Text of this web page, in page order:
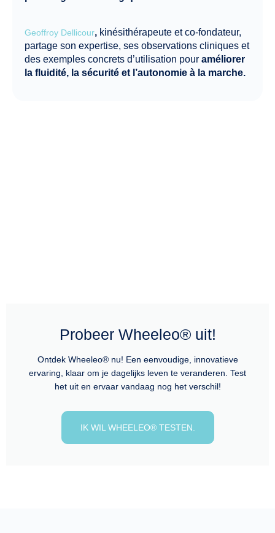
Geoffroy Dellicour, kinésithérapeute et co-fondateur,
partage son expertise, ses observations cliniques et
des exemples concrets d’utilisation pour améliorer
la fluidité, la sécurité et l’autonomie à la marche.
Probeer Wheeleo® uit!
Ontdek Wheeleo® nu! Een eenvoudige, innovatieve
ervaring, klaar om je dagelijks leven te veranderen. Test
het uit en ervaar vandaag nog het verschil!
IK WIL WHEELEO® TESTEN.